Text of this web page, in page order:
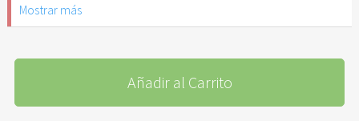
Mostrar más
Añadir al Carrito